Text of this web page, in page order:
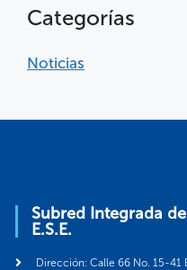
Categorías
Noticias
Subred Integrada
E.S.E.
Dirección: Calle 66 No. 15-41